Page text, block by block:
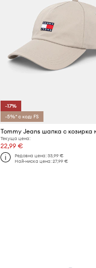
-17%
-5%* с код: FS
Текуща цена:
22,99 €
Редовна цена: 33,99 €
Най-ниска цена: 27,99 €